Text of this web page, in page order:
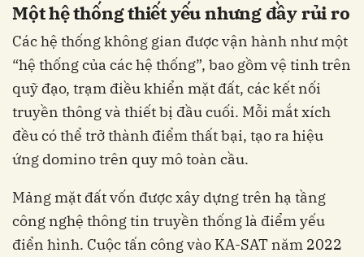
Một hệ thống thiết yếu nhưng đầy rủi ro
Các hệ thống không gian được vận hành như một
“hệ thống của các hệ thống”, bao gồm vệ tinh trên
quỹ đạo, trạm điều khiển mặt đất, các kết nối
truyền thông và thiết bị đầu cuối. Mỗi mắt xích
đều có thể trở thành điểm thất bại, tạo ra hiệu
ứng domino trên quy mô toàn cầu.
Mảng mặt đất vốn được xây dựng trên hạ tầng
công nghệ thông tin truyền thống là điểm yếu
điển hình. Cuộc tấn công vào KA-SAT năm 2022